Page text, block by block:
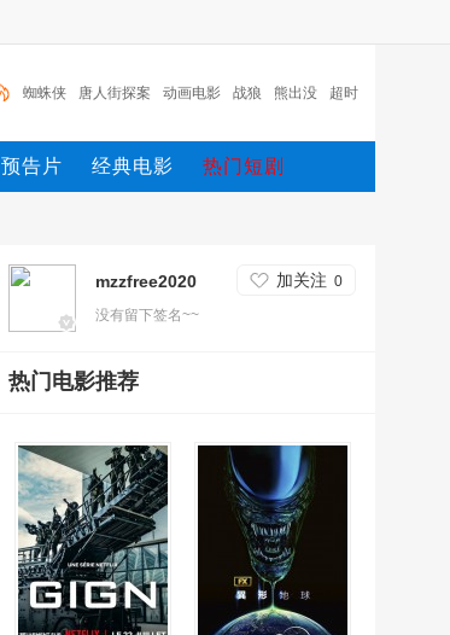
蜘蛛侠 唐人街探案 动画电影 战狼 熊出没 超时
空 哥斯拉 重生 冰雪奇缘2 斗罗大陆
预告片 经典电影 热门短剧
mzzfree2020 加关注 0
没有留下签名~~
热门电影推荐